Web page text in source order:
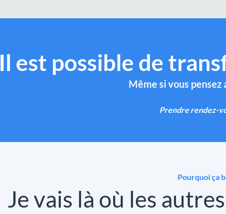
Il est possible de
Même si vous
Prendre rendez-
Pourquoi ça
Je vais là où les